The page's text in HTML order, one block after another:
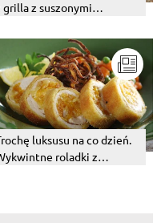
grilla z suszonymi
luksusu na co dzień.
roladki z